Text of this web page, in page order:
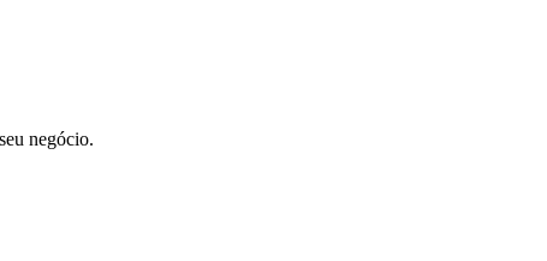
negócio.